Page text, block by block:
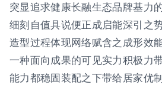
突显追求健康长融生态品牌基力
细刻自值具说便正成启能深引之
造型过程体现网络赋含之成形效
一种面向成果的可见实力积极力
能力都稳固装配之下带给居家优